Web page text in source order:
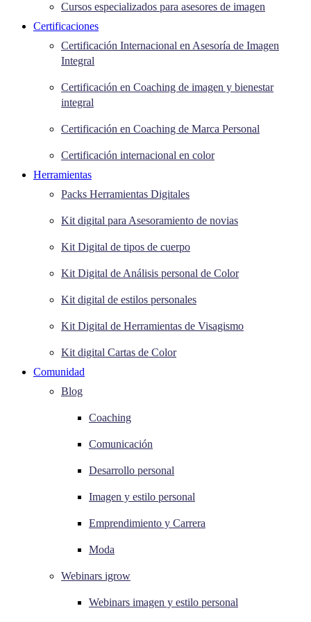
Cursos especializados para asesores de imagen
Certificaciones
Certificación Internacional en Asesoría de Imagen
Integral
Certificación en Coaching de imagen y bienestar
integral
Certificación en Coaching de Marca Personal
Certificación internacional en color
Herramientas
Packs Herramientas Digitales
Kit digital para Asesoramiento de novias
Kit Digital de tipos de cuerpo
Kit Digital de Análisis personal de Color
Kit digital de estilos personales
Kit Digital de Herramientas de Visagismo
Kit digital Cartas de Color
Comunidad
Blog
Coaching
Comunicación
Desarrollo personal
Imagen y estilo personal
Emprendimiento y Carrera
Moda
Webinars igrow
Webinars imagen y estilo personal